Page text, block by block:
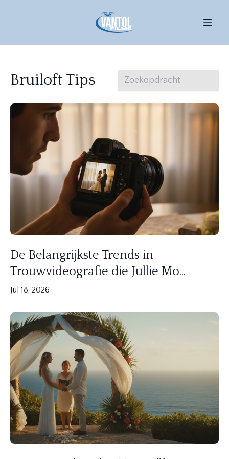
Bruiloft Tips
De Belangrijkste Trends in
Trouwvideografie die Jullie Mo...
Jul 18, 2026